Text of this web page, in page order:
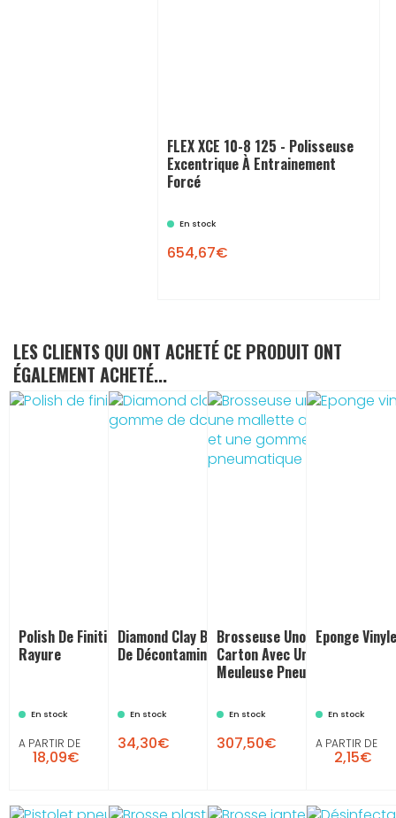
FLEX XCE 10-8 125 - Polisseuse
Excentrique À Entrainement
Forcé
En stock
654,67€
LES CLIENTS QUI ONT ACHETÉ CE PRODUIT ONT
ÉGALEMENT ACHETÉ...
Polish De Finition P3 : Anti-
Rayure
En stock
A PARTIR DE
18,09€
Diamond Clay Bar 200g : Gomme
De Décontamination
En stock
34,30€
Brosseuse Unostar Livrée En
Carton Avec Une Brosse
Meuleuse Pneumatique
En stock
307,50€
Eponge
En stock
A PARTIR DE
2,15€